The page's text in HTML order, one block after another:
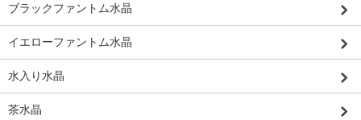
ブラックファントム水晶
イエローファントム水晶
水入り水晶
茶水晶